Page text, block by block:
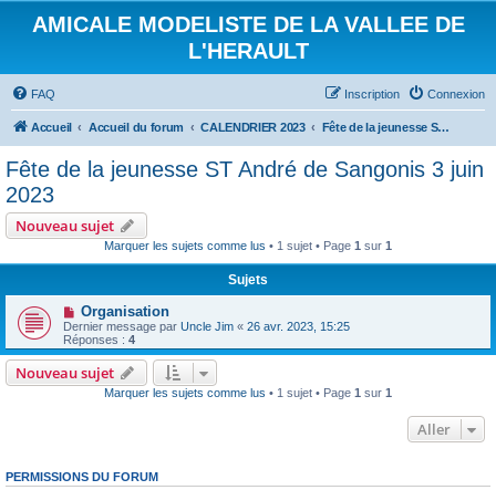
AMICALE MODELISTE DE LA VALLEE DE
L'HERAULT
FAQ Connexion
Inscription
Accueil Accueil du forum CALENDRIER 2023 Fête de la jeunesse ST André de Sangonis 3 juin 2023
Fête de la jeunesse ST André de Sangonis 3 juin
2023
Nouveau sujet
Marquer les sujets comme lus • 1 sujet • Page 1 sur 1
Sujets
Organisation
Dernier message par Uncle Jim « 26 avr. 2023, 15:25
Réponses : 4
Nouveau sujet
Marquer les sujets comme lus • 1 sujet • Page 1 sur 1
Aller
PERMISSIONS DU FORUM